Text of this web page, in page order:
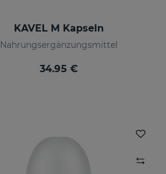
KAVEL M Kapseln
Nahrungsergänzungsmittel
34.95 €